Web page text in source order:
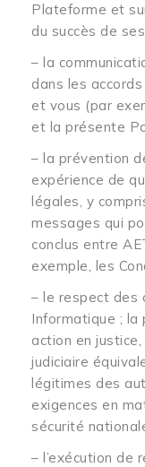
Plateforme et
du succès de
– la
dans les
et vous (par
et la présente
– la prévention
expérience de
légales, y
messages qui
conclus entre
exemple, les
– le respect des
Informatique ; la
action en
judiciaire
légitimes des
exigences en
sécurité
– l’exécution de